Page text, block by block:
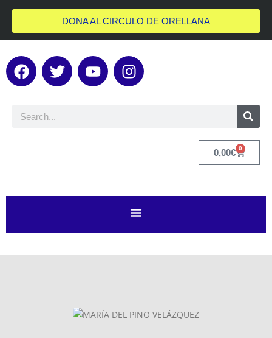
DONA AL CIRCULO DE ORELLANA
0,00€ 0